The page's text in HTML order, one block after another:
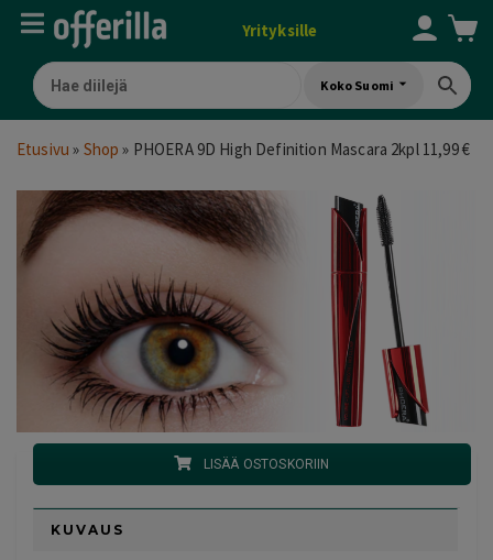
Yrityksille
Koko Suomi
Etusivu » Shop » PHOERA 9D High Definition Mascara 2kpl 11,99 €
LISÄÄ OSTOSKORIIN
KUVAUS